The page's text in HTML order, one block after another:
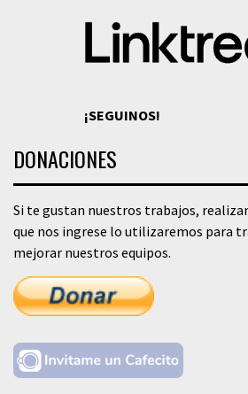
¡SEGUINOS!
DONACIONES
Si te gustan nuestros trabajos,
que nos ingrese lo utilizaremos para
mejorar nuestros equipos.